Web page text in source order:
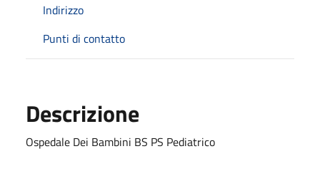
Indirizzo
Punti di contatto
Descrizione
Ospedale Dei Bambini BS PS Pediatrico